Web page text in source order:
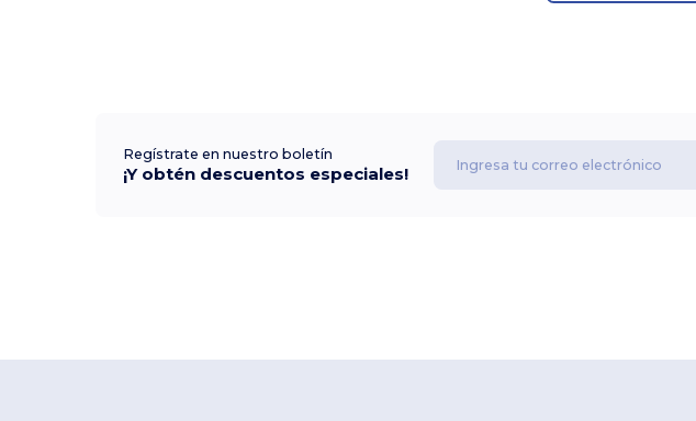
Regístrate en nuestro boletín
¡Y obtén descuentos especiales!